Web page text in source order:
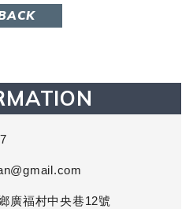
廣福村中央巷12號